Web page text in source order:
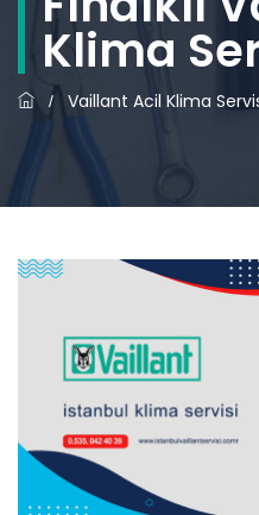
Klima
/ Vaillant Acil Klima